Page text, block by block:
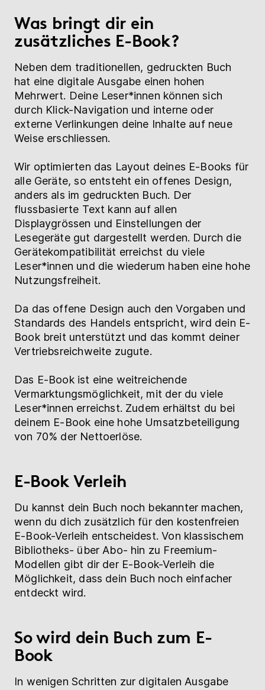
Was bringt dir ein
zusätzliches E-Book?
Neben dem traditionellen, gedruckten Buch
hat eine digitale Ausgabe einen hohen
Mehrwert. Deine Leser*innen können sich
durch Klick-Navigation und interne oder
externe Verlinkungen deine Inhalte auf neue
Weise erschliessen.
Wir optimierten das Layout deines E-Books für
alle Geräte, so entsteht ein offenes Design,
anders als im gedruckten Buch. Der
flussbasierte Text kann auf allen
Displaygrössen und Einstellungen der
Lesegeräte gut dargestellt werden. Durch die
Gerätekompatibilität erreichst du viele
Leser*innen und die wiederum haben eine hohe
Nutzungsfreiheit.
Da das offene Design auch den Vorgaben und
Standards des Handels entspricht, wird dein E-
Book breit unterstützt und das kommt deiner
Vertriebsreichweite zugute.
Das E-Book ist eine weitreichende
Vermarktungsmöglichkeit, mit der du viele
Leser*innen erreichst. Zudem erhältst du bei
deinem E-Book eine hohe Umsatzbeteiligung
von 70% der Nettoerlöse.
E-Book Verleih
Du kannst dein Buch noch bekannter machen,
wenn du dich zusätzlich für den kostenfreien
E-Book-Verleih entscheidest. Von klassischem
Bibliotheks- über Abo- hin zu Freemium-
Modellen gibt dir der E-Book-Verleih die
Möglichkeit, dass dein Buch noch einfacher
entdeckt wird.
So wird dein Buch zum E-
Book
In wenigen Schritten zur digitalen Ausgabe